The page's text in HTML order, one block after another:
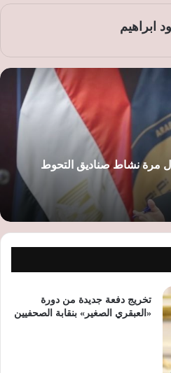
ابراهيم
مرة نشاط صناديق التحوط
تخريج دفعة جديدة من دورة
«العبقري الصغير» بنقابة الصحفيين